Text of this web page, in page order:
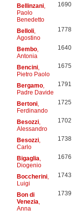
Bellinzani,
Paolo
Benedetto
1690
Belloli,
Agostino
1778
Bembo,
Antonia
1640
Bencini,
Pietro Paolo
1675
Bergamo,
Padre Davide
1791
Bertoni,
Ferdinando
1725
Besozzi,
Alessandro
1702
Besozzi,
Carlo
1738
Bigaglia
Diogenio
1676
Boccherini,
Luigi
1743
Bon di
Venezia
Anna
1739